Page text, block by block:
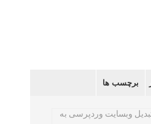
برچسب ها